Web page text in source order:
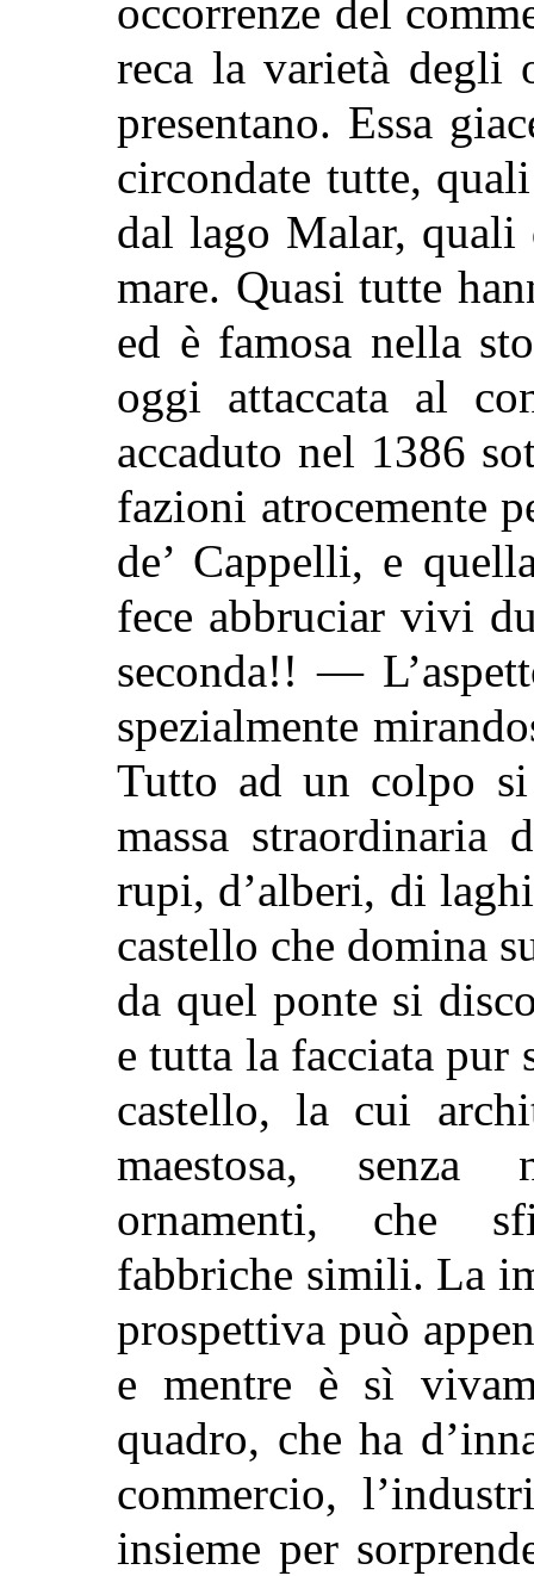
occorrenze del
reca la varietà degli
presentano. Essa
circondate tutte,
dal lago Malar, quali
mare. Quasi tutte
ed è famosa nella
oggi attaccata al
accaduto nel 1386
fazioni atrocemente
de’ Cappelli, e
fece abbruciar vivi
seconda!! —
spezialmente
Tutto ad un colpo si
massa
rupi, d’alberi, di
castello che domina
da quel ponte si
e tutta la facciata pur
castello, la cui
maestosa, senza
ornamenti, che
fabbriche simili. La
prospettiva può
e mentre è sì
quadro, che ha
commercio,
insieme per